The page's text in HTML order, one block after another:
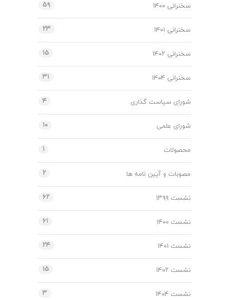
سخنرانی ۱۴۰۰ ۵۹
سخنرانی ۱۴۰۱ ۲۳
سخنرانی ۱۴۰۲ ۱۵
سخنرانی ۱۴۰۴ ۳۱
شورای سیاست گذاری ۴
شورای علمی ۱۰
محصولات ۱
مصوبات و آیین نامه ها ۲
نشست ۱۳۹۹ ۶۲
نشست ۱۴۰۰ ۶۱
نشست ۱۴۰۱ ۲۴
نشست ۱۴۰۲ ۱۵
نشست ۱۴۰۴ ۳